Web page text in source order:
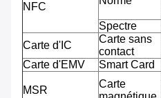
NFC
Spectre
Carte d'IC
Carte sans
contact
Carte d'EMV
Smart Card
MSR
Carte